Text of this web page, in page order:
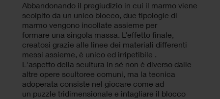
Abbandonando il pregiudizio in cui il marmo viene
scolpito da un unico blocco, due tipologie di
marmo vengono incollate assieme per
formare una singola massa. L’effetto finale,
creatosi grazie alle linee dei materiali differenti
messi assieme, è unico ed irripetibile .
L'aspetto della scultura in sé non è diverso dalle
altre opere scultoree comuni, ma la tecnica
adoperata consiste nel giocare come ad
un puzzle tridimensionale e intagliare il blocco